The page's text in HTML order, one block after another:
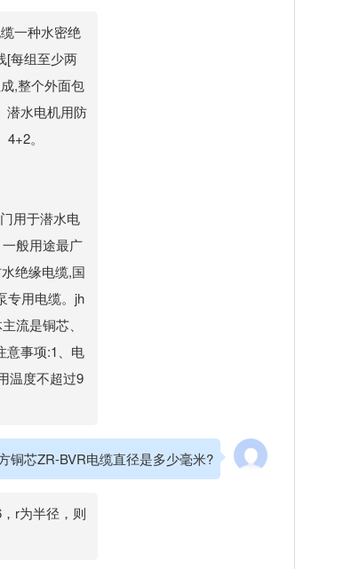
一种水密绝
[每组至少两
,整个外面包
潜水电机用防
。
用于潜水电
般用途最广
绝缘电缆,国
专用电缆。jh
流是铜芯、
意事项:1、电
温度不超过9
铜芯ZR-BVR电缆直径是多少毫米?
r为半径，则